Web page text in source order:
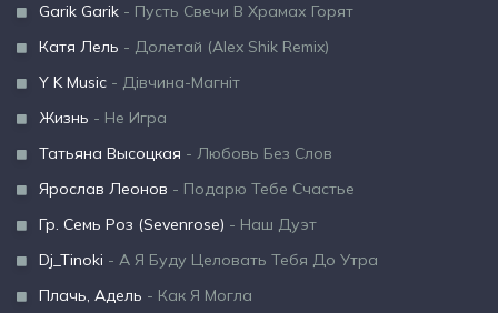
Garik Garik - Пусть Свечи В Храмах Горят
Катя Лель - Долетай (Alex Shik Remix)
Y K Music - Дівчина-Магніт
Жизнь - Не Игра
Татьяна Высоцкая - Любовь Без Слов
Ярослав Леонов - Подарю Тебе Счастье
Гр. Семь Роз (Sevenrose) - Наш Дуэт
Dj_Tinoki - А Я Буду Целовать Тебя До Утра
Плачь, Адель - Как Я Могла